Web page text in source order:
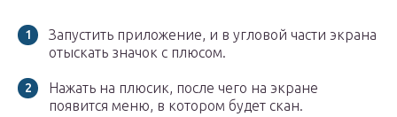
Запустить приложение, и в угловой части экрана
отыскать значок с плюсом.
Нажать на плюсик, после чего на экране
появится меню, в котором будет скан.